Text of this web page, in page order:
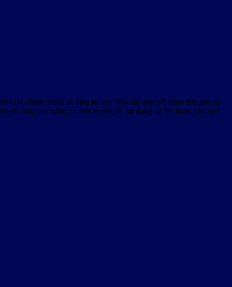
hoạt, nhanh chóng và đáng tin cậy. Điều này giúp tiết kiệm thời gian và
đó, máy bọc màng co mini thường dễ sử dụng, có thể được vận hành